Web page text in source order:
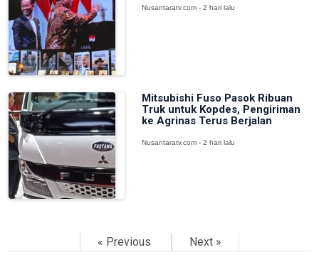
Nusantaratv.com - 2 hari lalu
Mitsubishi Fuso Pasok Ribuan
Truk untuk Kopdes, Pengiriman
ke Agrinas Terus Berjalan
Nusantaratv.com - 2 hari lalu
« Previous Next »